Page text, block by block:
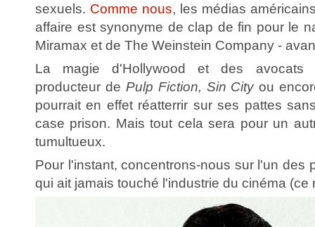
sexuels. Comme nous, les médias
affaire est synonyme de clap de fin pour le
Miramax et de The Weinstein Company -
La magie d'Hollywood et des avocats
producteur de Pulp Fiction, Sin Cityou
pourrait en effet réatterrir sur ses pattes
case prison. Mais tout cela sera pour un
tumultueux.
Pour l'instant, concentrons-nous sur l'un des
qui ait jamais touché l'industrie du cinéma (ce